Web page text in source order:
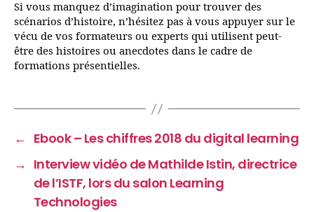
Si vous manquez d’imagination pour trouver des
scénarios d’histoire, n’hésitez pas à vous appuyer sur le
vécu de vos formateurs ou experts qui utilisent peut-
être des histoires ou anecdotes dans le cadre de
formations présentielles.
← Ebook – Les chiffres 2018 du digital learning
→ Interview vidéo de Mathilde Istin, directrice
de l’ISTF, lors du salon Learning
Technologies